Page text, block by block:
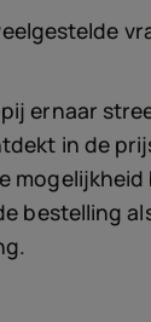
ernaar
in de
bestelling